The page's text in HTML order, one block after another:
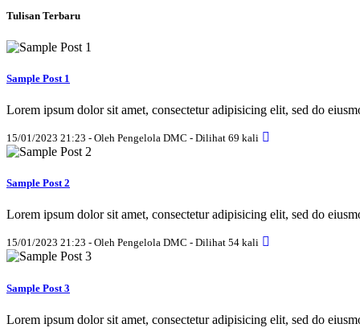
Tulisan Terbaru
Sample Post 1
Lorem ipsum dolor sit amet, consectetur adipisicing elit, sed do
15/01/2023 21:23 - Oleh Pengelola DMC - Dilihat 69 kali
Sample Post 2
Lorem ipsum dolor sit amet, consectetur adipisicing elit, sed do
15/01/2023 21:23 - Oleh Pengelola DMC - Dilihat 54 kali
Sample Post 3
Lorem ipsum dolor sit amet, consectetur adipisicing elit, sed do